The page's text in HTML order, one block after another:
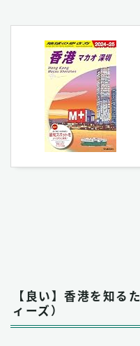
【良い】香港を知る
ィーズ）